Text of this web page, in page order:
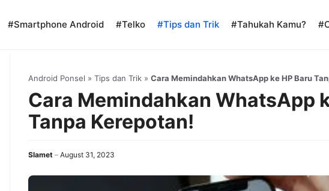
#Smartphone Android #Telko #Tips dan Trik #Tahukah Kamu?
Android Ponsel » Tips dan Trik» Cara Memindahkan WhatsApp ke HP Baru
Cara Memindahkan WhatsApp
Tanpa Kerepotan!
Slamet August 31, 2023